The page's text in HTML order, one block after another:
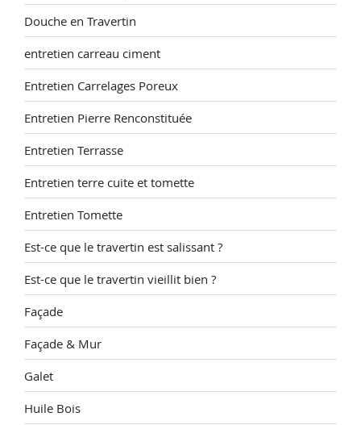
Douche en Travertin
entretien carreau ciment
Entretien Carrelages Poreux
Entretien Pierre Renconstituée
Entretien Terrasse
Entretien terre cuite et tomette
Entretien Tomette
Est-ce que le travertin est salissant ?
Est-ce que le travertin vieillit bien ?
Façade
Façade & Mur
Galet
Huile Bois